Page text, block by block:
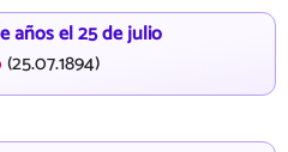
años el 25 de julio
(25.07.1894)